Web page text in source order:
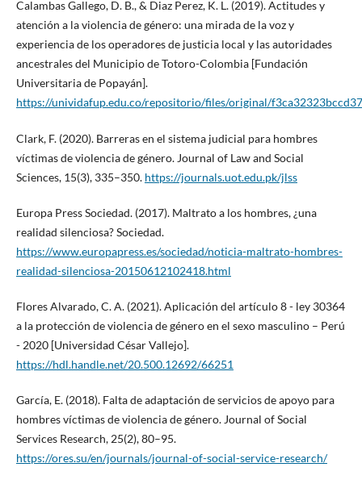
Calambas Gallego, D. B., & Diaz Perez, K. L. (2019). Actitudes y
atención a la violencia de género: una mirada de la voz y
experiencia de los operadores de justicia local y las autoridades
ancestrales del Municipio de Totoro-Colombia [Fundación
Universitaria de Popayán].
https://unividafup.edu.co/repositorio/files/original/
Clark, F. (2020). Barreras en el sistema judicial para hombres
víctimas de violencia de género. Journal of Law and Social
Sciences, 15(3), 335–350. https://journals.uot.edu.pk/jlss
Europa Press Sociedad. (2017). Maltrato a los hombres, ¿una
realidad silenciosa? Sociedad.
https://www.europapress.es/sociedad/noticia-maltrato-hombres-
realidad-silenciosa-20150612102418.html
Flores Alvarado, C. A. (2021). Aplicación del artículo 8 - ley 30364
a la protección de violencia de género en el sexo masculino – Perú
- 2020 [Universidad César Vallejo].
https://hdl.handle.net/20.500.12692/66251
García, E. (2018). Falta de adaptación de servicios de apoyo para
hombres víctimas de violencia de género. Journal of Social
Services Research, 25(2), 80–95.
https://ores.su/en/journals/journal-of-social-service-research/